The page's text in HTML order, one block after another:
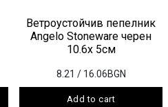
Ветроустойчив пепелник
Angelo Stoneware черен
10.6x 5см
8.21 / 16.06BGN
Add to cart